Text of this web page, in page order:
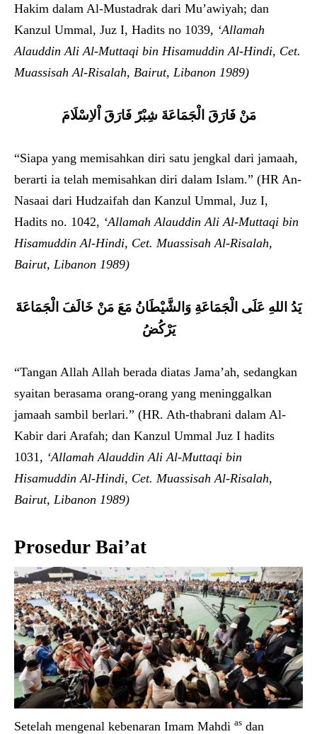
Hakim dalam Al-Mustadrak dari Mu’awiyah; dan
Kanzul Ummal, Juz I, Hadits no 1039, ‘Allamah
Alauddin Ali Al-Muttaqi bin Hisamuddin Al-Hindi, Cet.
Muassisah Al-Risalah, Bairut, Libanon 1989)
مَنْ فَارَقَ الْجَمَاعَةَ شِبْرً فَارَقَ اْلاِسْلَامَ
“Siapa yang memisahkan diri satu jengkal dari jamaah,
berarti ia telah memisahkan diri dalam Islam.” (HR An-
Nasaai dari Hudzaifah dan Kanzul Ummal, Juz I,
Hadits no. 1042, ‘Allamah Alauddin Ali Al-Muttaqi bin
Hisamuddin Al-Hindi, Cet. Muassisah Al-Risalah,
Bairut, Libanon 1989)
يَدُ اللهِ عَلَى الْجَمَاعَةِ وَالشَّيْطَانُ مَعَ مَنْ خَالَفَ الْجَمَاعَةَ
يَرْكُضُ
“Tangan Allah Allah berada diatas Jama’ah, sedangkan
syaitan berasama orang-orang yang meninggalkan
jamaah sambil berlari.” (HR. Ath-thabrani dalam Al-
Kabir dari Arafah; dan Kanzul Ummal Juz I hadits
1031, ‘Allamah Alauddin Ali Al-Muttaqi bin
Hisamuddin Al-Hindi, Cet. Muassisah Al-Risalah,
Bairut, Libanon 1989)
Prosedur Bai’at
Setelah mengenal kebenaran Imam Mahdi as dan